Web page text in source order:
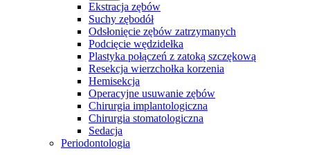
Ekstracja zębów
Suchy zębodół
Odsłonięcie zębów zatrzymanych
Podcięcie wędzidełka
Plastyka połączeń z zatoką szczękową
Resekcja wierzchołka korzenia
Hemisekcja
Operacyjne usuwanie zębów
Chirurgia implantologiczna
Chirurgia stomatologiczna
Sedacja
Periodontologia